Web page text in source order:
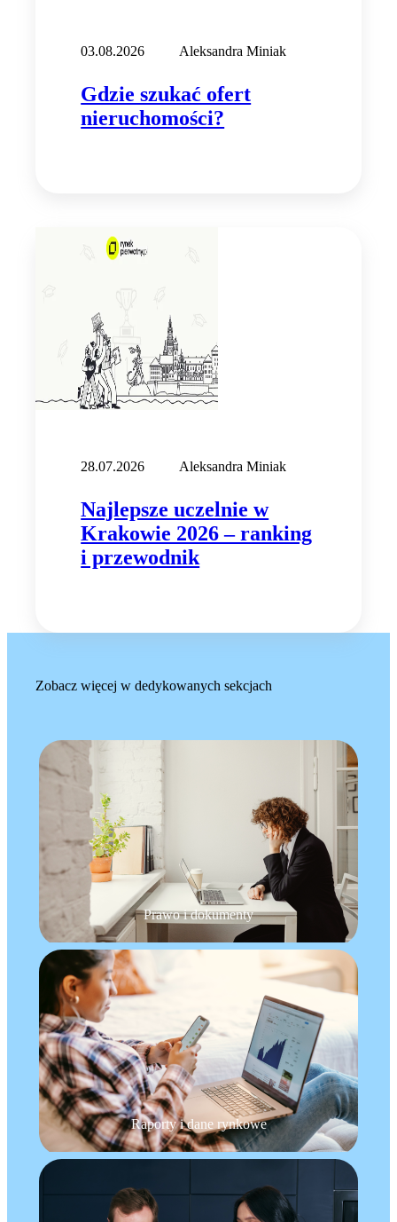
03.08.2026 Aleksandra Miniak
Gdzie szukać ofert
nieruchomości?
28.07.2026 Aleksandra Miniak
Najlepsze uczelnie w
Krakowie 2026 – ranking
i przewodnik
Zobacz więcej w dedykowanych sekcjach
Prawo i dokumenty
Raporty i dane rynkowe